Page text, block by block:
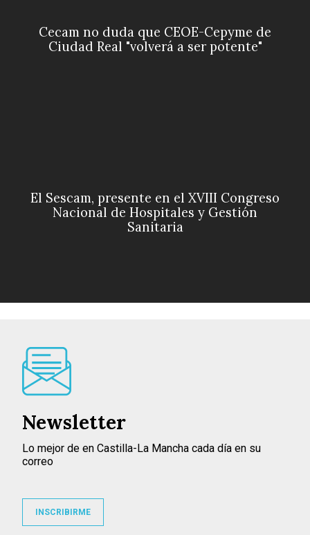
Cecam no duda que CEOE-Cepyme de
Ciudad Real "volverá a ser potente"
El Sescam, presente en el XVIII Congreso
Nacional de Hospitales y Gestión
Sanitaria
Newsletter
Lo mejor de en Castilla-La Mancha cada día en su
correo
INSCRIBIRME